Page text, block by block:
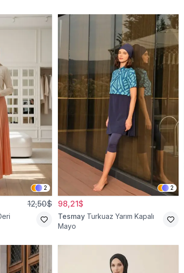
2
12,50$
2
98,21$
Tesmay Turkuaz Yarım Kapalı
Mayo